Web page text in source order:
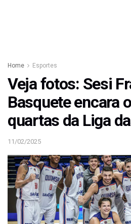
Home Esportes
Veja fotos: Sesi
Basquete encara
quartas da Liga
11/02/2025